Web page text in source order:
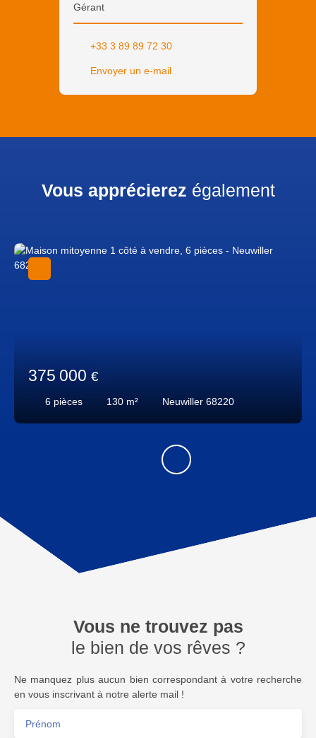
Gérant
+33 3 89 89 72 30
Envoyer un e-mail
Vous apprécierez également
375 000 €
6 pièces 130 m² Neuwiller 68220
Vous ne trouvez pas
le bien de vos rêves ?
Ne manquez plus aucun bien correspondant à votre recherche
en vous inscrivant à notre alerte mail !
Prénom